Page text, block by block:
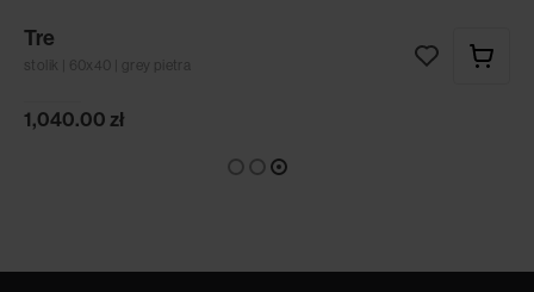
Tre
stolik | 60x40 | grey pietra
1,040.00 zł